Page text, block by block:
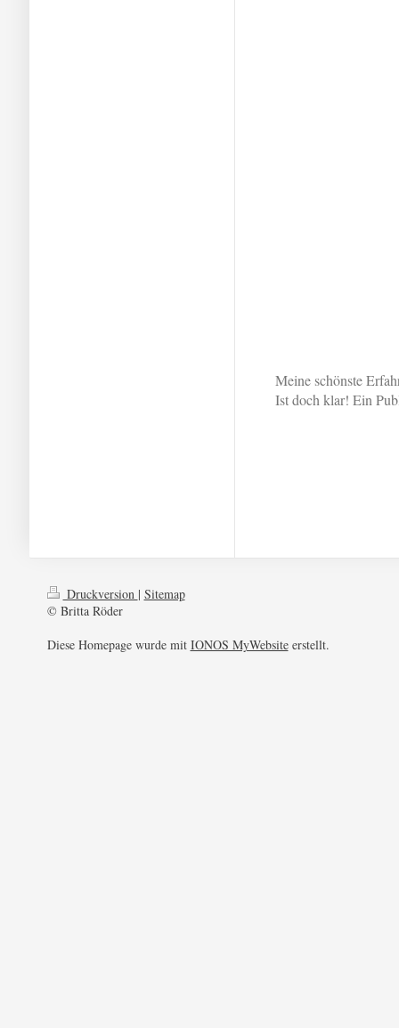
Meine schönste
Ist doch klar! Ein
Druckversion | Sitemap
© Britta Röder
Diese Homepage wurde mit IONOS MyWebsiteerstellt.